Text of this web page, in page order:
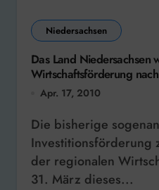
Niedersachsen
Das Land Niedersachsen
Wirtschaftsförderung
Apr. 17, 2010
Die bisherige sogenannte Einzelbetriebliche
Investitionsförderung
der regionalen
31. März dieses...